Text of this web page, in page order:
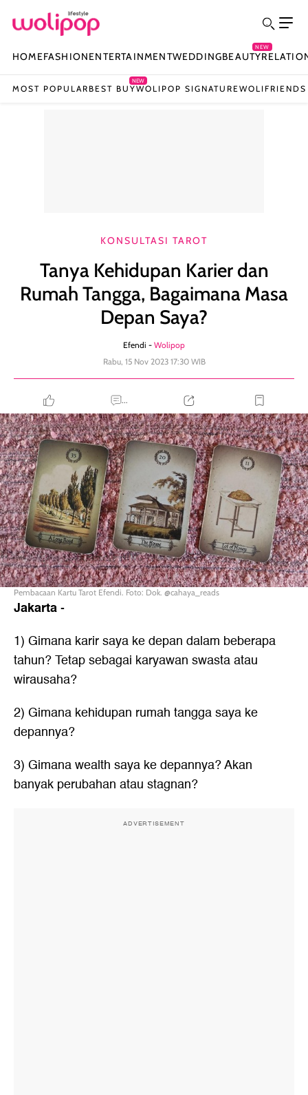
HOMEFASHIONENTERTAINMENTWEDDINGBEAUTY
NEW
MOST POPULAR BEST BUY
NEW
WOLIPOP SIGNATUREWOLIFRIENDS
KONSULTASI TAROT
Tanya Kehidupan Karier dan
Rumah Tangga, Bagaimana Masa
Depan Saya?
Efendi - Wolipop
Rabu, 15 Nov 2023 17:30 WIB
...
Pembacaan Kartu Tarot Efendi. Foto: Dok. @cahaya_reads
Jakarta-
1) Gimana karir saya ke depan dalam beberapa
tahun? Tetap sebagai karyawan swasta atau
wirausaha?
2) Gimana kehidupan rumah tangga saya ke
depannya?
3) Gimana wealth saya ke depannya? Akan
banyak perubahan atau stagnan?
ADVERTISEMENT